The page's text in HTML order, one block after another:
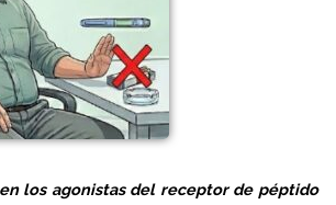
los agonistas del receptor de péptido